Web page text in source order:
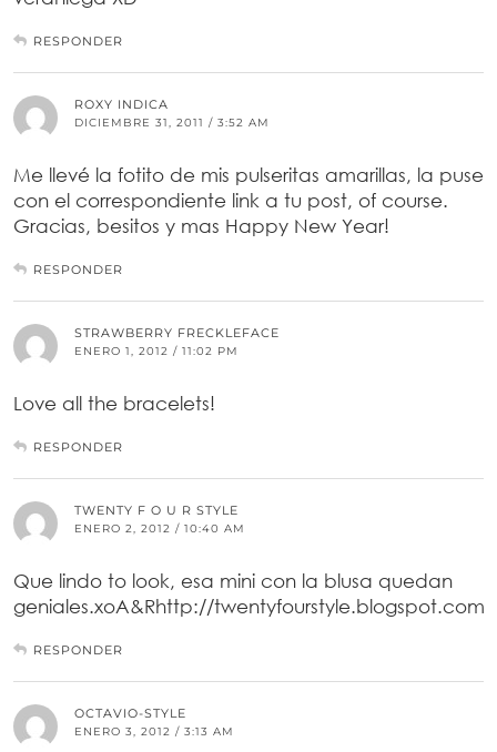
RESPONDER
ROXY INDICA
DICIEMBRE 31, 2011 / 3:52 AM
Me llevé la fotito de mis pulseritas amarillas, la puse
con el correspondiente link a tu post, of course.
Gracias, besitos y mas Happy New Year!
RESPONDER
STRAWBERRY FRECKLEFACE
ENERO 1, 2012 / 11:02 PM
Love all the bracelets!
RESPONDER
TWENTY F O U R STYLE
ENERO 2, 2012 / 10:40 AM
Que lindo to look, esa mini con la blusa quedan
geniales.xoA&Rhttp://twentyfourstyle.blogspot.com
RESPONDER
OCTAVIO-STYLE
ENERO 3, 2012 / 3:13 AM